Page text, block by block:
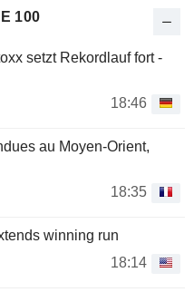
100
setzt Rekordlauf fort -
18:46
au Moyen-Orient,
18:35
winning run
18:14